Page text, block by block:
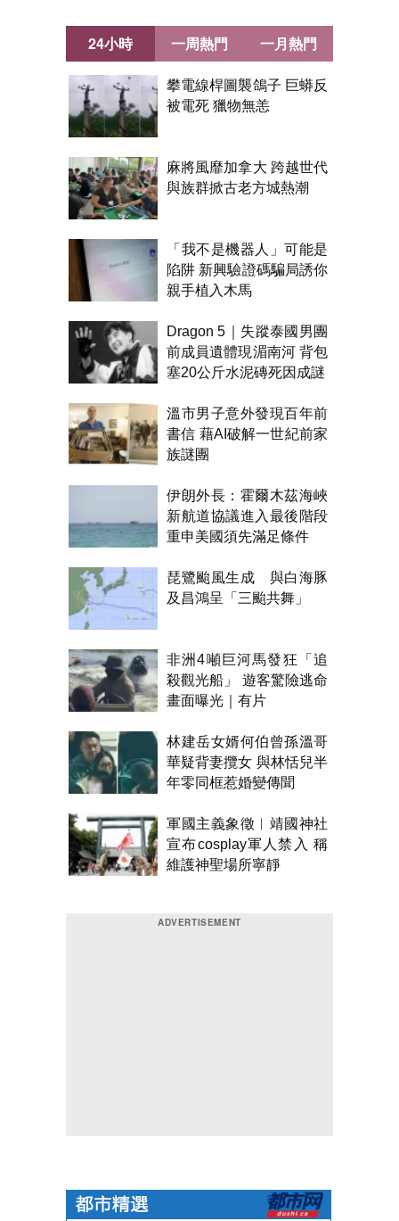
24小時
攀電線桿圖襲鴿子 巨蟒反
被電死 獵物無恙
麻將風靡加拿大 跨越世代
與族群掀古老方城熱潮
「我不是機器人」可能是
陷阱 新興驗證碼騙局誘你
親手植入木馬
Dragon 5｜失蹤泰國男團
前成員遺體現湄南河 背包
塞20公斤水泥磚死因成謎
溫市男子意外發現百年前
書信 藉AI破解一世紀前家
族謎團
伊朗外長：霍爾木茲海峽
新航道協議進入最後階段
重申美國須先滿足條件
琵鷺颱風生成 與白海豚
及昌鴻呈「三颱共舞」
非洲4噸巨河馬發狂「追
殺觀光船」 遊客驚險逃命
畫面曝光｜有片
林建岳女婿何伯曾孫溫哥
華疑背妻攬女 與林恬兒半
年零同框惹婚變傳聞
軍國主義象徵︱靖國神社
宣布cosplay軍人禁入 稱
維護神聖場所寧靜
一周熱門 一月熱門